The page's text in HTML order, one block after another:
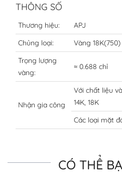
THÔNG SỐ
Thương hiệu:
APJ
Chủng loại:
Vàng 18K(750)
Trọng lượng
vàng:
≈ 0.688 chỉ
Nhận gia công
Với chất liệu
14K, 18K
Các loại mặt
CÓ THỂ